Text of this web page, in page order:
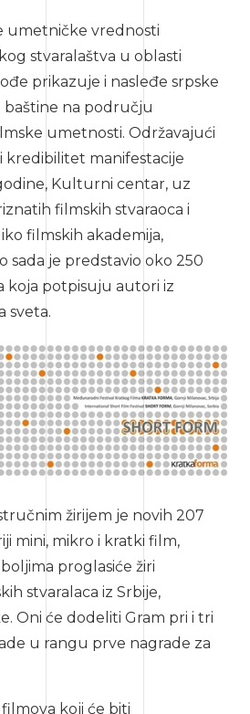
umetničke vrednosti
stvaralaštva u oblasti
prikazuje i nasleđe srpske
na području
umetnosti. Održavajući
kredibilitet manifestacije
Kulturni centar, uz
filmskih stvaraoca i
filmskih akademija,
sada je predstavio oko 250
koja potpisuju autori iz
sveta.
žirijem je novih 207
mini, mikro i kratki film,
proglasiće žiri
stvaralaca iz Srbije,
Oni će dodeliti Gram pri i tri
u rangu prve nagrade za
koji će biti